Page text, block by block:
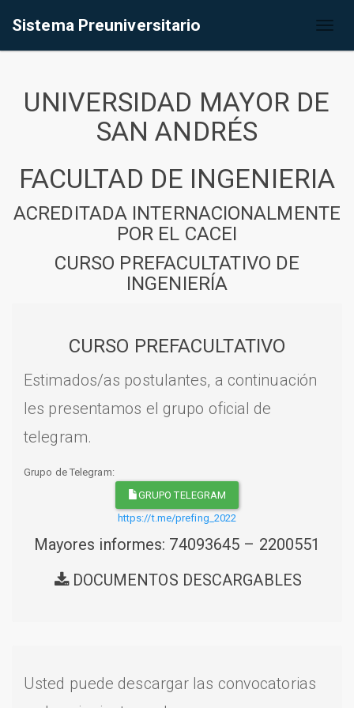
Sistema Preuniversitario
UNIVERSIDAD MAYOR DE
SAN ANDRÉS
FACULTAD DE INGENIERIA
ACREDITADA INTERNACIONALMENTE
POR EL CACEI
CURSO PREFACULTATIVO DE
INGENIERÍA
CURSO PREFACULTATIVO
Estimados/as postulantes, a continuación
les presentamos el grupo oficial de
telegram.
Grupo de Telegram:
GRUPO TELEGRAM
https://t.me/prefing_2022
Mayores informes: 74093645 – 2200551
DOCUMENTOS DESCARGABLES
Usted puede descargar las convocatorias